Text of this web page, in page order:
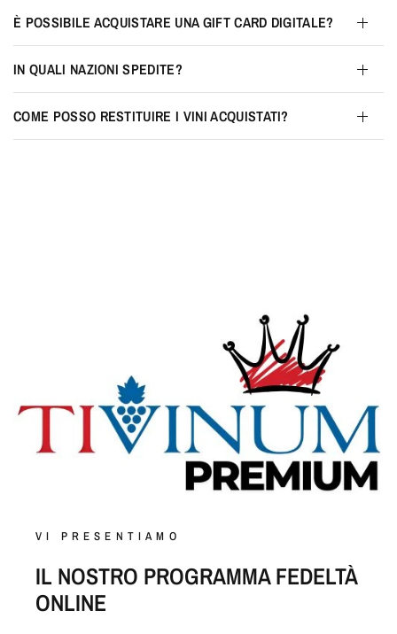
È POSSIBILE ACQUISTARE UNA GIFT CARD DIGITALE?
IN QUALI NAZIONI SPEDITE?
COME POSSO RESTITUIRE I VINI ACQUISTATI?
VI PRESENTIAMO
IL NOSTRO PROGRAMMA FEDELTÀ
ONLINE